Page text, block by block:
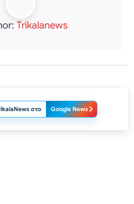
Trikalanews
στο Google News